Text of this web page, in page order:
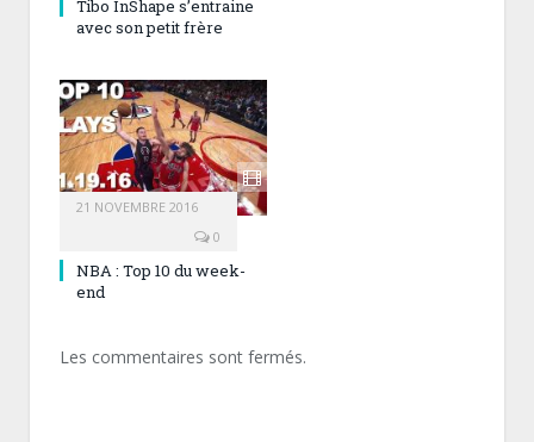
Tibo InShape s’entraine
avec son petit frère
21 NOVEMBRE 2016
0
NBA : Top 10 du week-
end
Les commentaires sont fermés.